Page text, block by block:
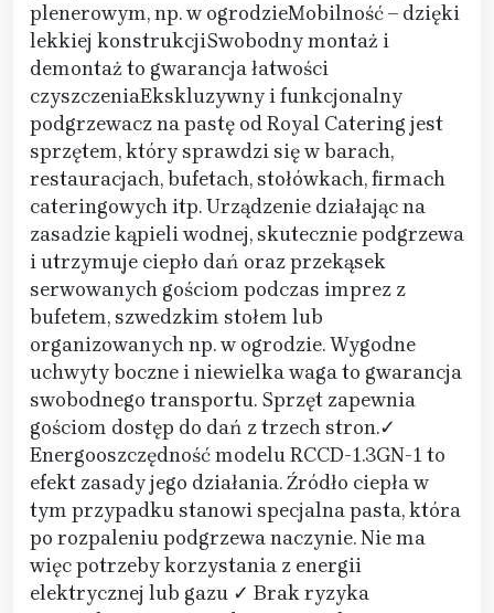
plenerowym, np. w ogrodzieMobilność – dzięki
lekkiej konstrukcjiSwobodny montaż i
demontaż to gwarancja łatwości
czyszczeniaEkskluzywny i funkcjonalny
podgrzewacz na pastę od Royal Catering jest
sprzętem, który sprawdzi się w barach,
restauracjach, bufetach, stołówkach, firmach
cateringowych itp. Urządzenie działając na
zasadzie kąpieli wodnej, skutecznie podgrzewa
i utrzymuje ciepło dań oraz przekąsek
serwowanych gościom podczas imprez z
bufetem, szwedzkim stołem lub
organizowanych np. w ogrodzie. Wygodne
uchwyty boczne i niewielka waga to gwarancja
swobodnego transportu. Sprzęt zapewnia
gościom dostęp do dań z trzech stron.✓
Energooszczędność modelu RCCD-1.3GN-1 to
efekt zasady jego działania. Źródło ciepła w
tym przypadku stanowi specjalna pasta, która
po rozpaleniu podgrzewa naczynie. Nie ma
więc potrzeby korzystania z energii
elektrycznej lub gazu ✓ Brak ryzyka